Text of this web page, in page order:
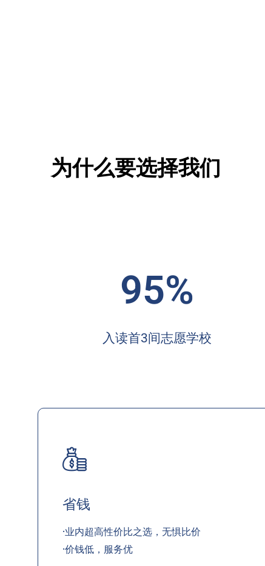
为什么要选择我们
95%
入读首3间志愿学校
省钱
·业内超高性价比之选，无惧比价
·价钱低，服务优